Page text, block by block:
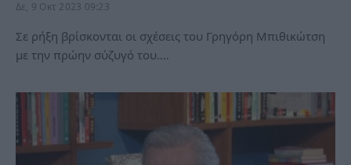
Δε, 9 Οκτ 2023 09:23
Σε ρήξη βρίσκονται οι σχέσεις του Γρηγόρη Μπιθικώτση
με την πρώην σύζυγό του.…